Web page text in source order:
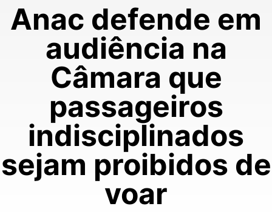
Anac defende em
audiência na
Câmara que
passageiros
indisciplinados
sejam proibidos de
voar